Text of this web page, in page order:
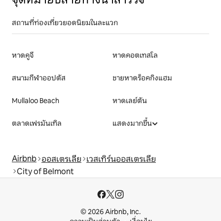
สถานที่ท่องเที่ยวยอดนิยมในละแวก
หาดคูจี หาดคอตเทสโล
สนามกีฬาออปตัส ชายหาดร็อคกิงแฮม
Mullaloo Beach หาดเลย์ตัน
ตลาดเฟรมันเทิล แสดงมากขึ้น
Airbnb ออสเตรเลีย เวสเทิร์นออสเตรเลีย
City of Belmont
© 2026 Airbnb, Inc.